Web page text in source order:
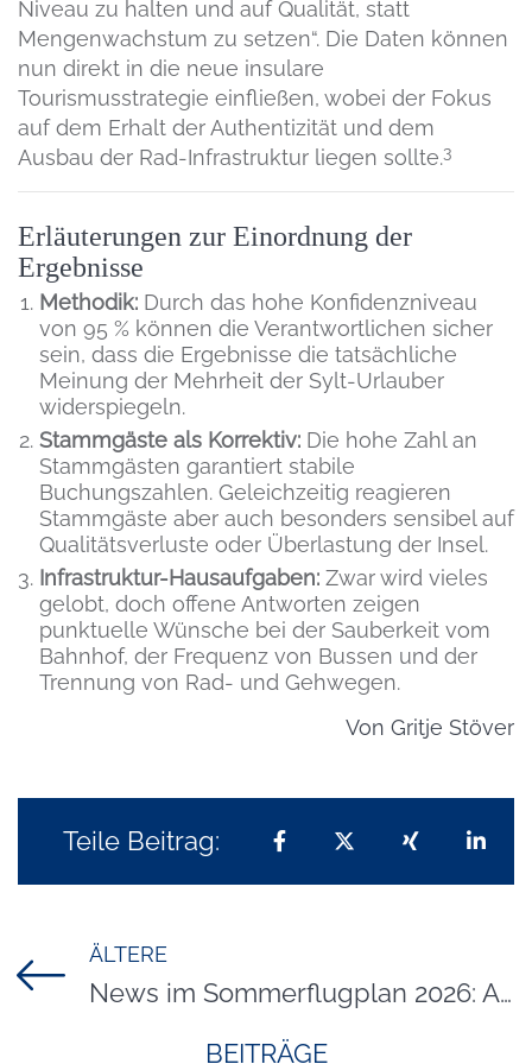
Niveau zu halten und auf Qualität, statt
Mengenwachstum zu setzen“. Die Daten können
nun direkt in die neue insulare
Tourismusstrategie einfließen, wobei der Fokus
auf dem Erhalt der Authentizität und dem
Ausbau der Rad-Infrastruktur liegen sollte.3
Erläuterungen zur Einordnung der
Ergebnisse
Methodik: Durch das hohe Konfidenzniveau
von 95 % können die Verantwortlichen sicher
sein, dass die Ergebnisse die tatsächliche
Meinung der Mehrheit der Sylt-Urlauber
widerspiegeln.
Stammgäste als Korrektiv: Die hohe Zahl an
Stammgästen garantiert stabile
Buchungszahlen. Geleichzeitig reagieren
Stammgäste aber auch besonders sensibel auf
Qualitätsverluste oder Überlastung der Insel.
Infrastruktur-Hausaufgaben: Zwar wird vieles
gelobt, doch offene Antworten zeigen
punktuelle Wünsche bei der Sauberkeit vom
Bahnhof, der Frequenz von Bussen und der
Trennung von Rad- und Gehwegen.
Von Gritje Stöver
Teile Beitrag: Teilen auf Facebook
Teilen auf X
Teilen auf
ÄLTERE
Titel für Beitrag
News im Sommerflugplan 2026: Austrian Airlines stockt Flüge zwischen Wien und Sylt auf
BEITRÄGE